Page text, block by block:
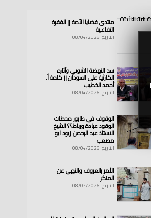
منتدى قضايا الأمة || الفقرة
التفاعلية
التاريخ: 08/04/2026
سد النهضة الاثيوبي وآثاره
الكارثية على السودان || كلمة أ.
أحمد الخطيب
التاريخ: 08/04/2026
الوقوف في طابور محطات
الوقود عبادة ورباط؟؟ الشيخ
الاستاذ عبد الرحمن زيود ابو
مصعب
التاريخ: 08/04/2026
الأمر بالعروف والنهي عن
المنكر
التاريخ: 08/02/2026